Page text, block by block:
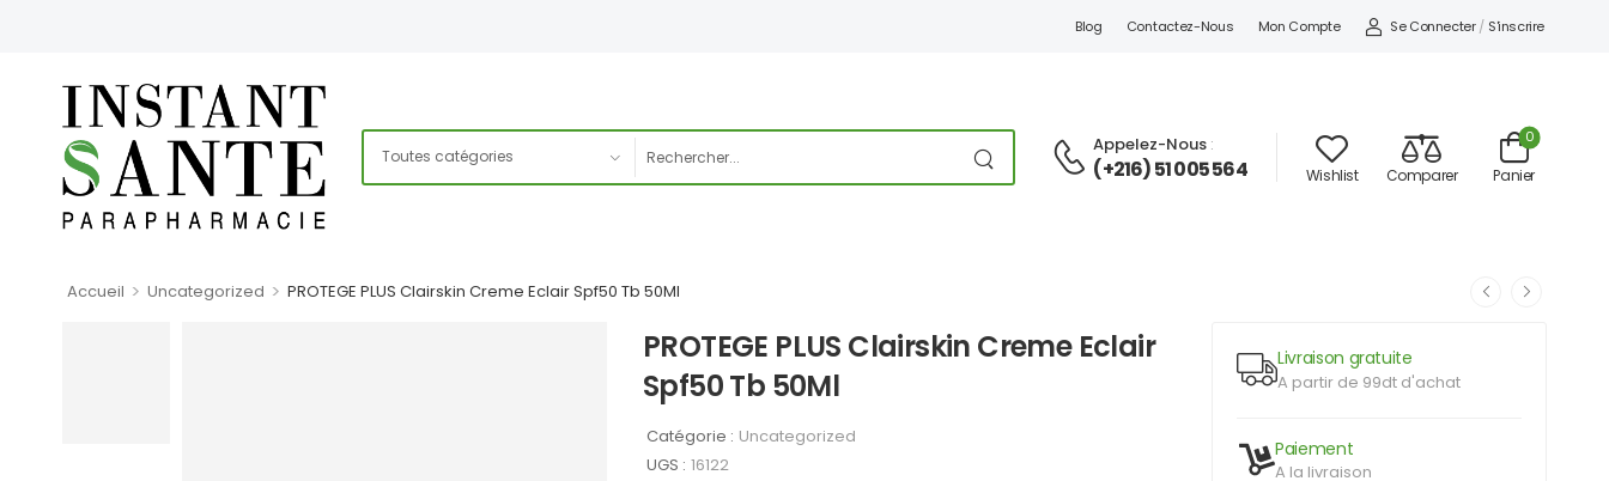
Blog Contactez-Nous Mon Compte Se Connecter / S'inscrire
Appelez-Nous :
(+216) 51 005 564 Wishlist Comparer Panier
0
Accueil > Uncategorized > PROTEGE PLUS Clairskin Creme Eclair Spf50 Tb 50Ml
Livraison gratuite
A partir de 99dt d'achat
Paiement
A la livraison
PROTEGE PLUS Clairskin Creme Eclair
Spf50 Tb 50Ml
Catégorie : Uncategorized
UGS : 16122